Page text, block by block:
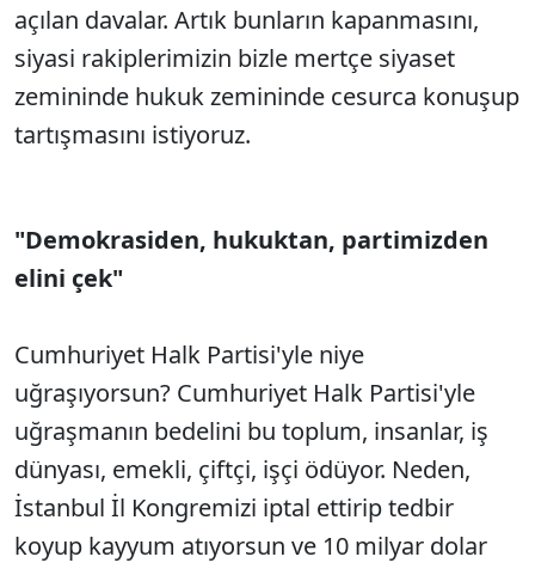
açılan davalar. Artık bunların kapanmasını,
siyasi rakiplerimizin bizle mertçe siyaset
zemininde hukuk zemininde cesurca konuşup
tartışmasını istiyoruz.
"Demokrasiden, hukuktan, partimizden
elini çek"
Cumhuriyet Halk Partisi'yle niye
uğraşıyorsun? Cumhuriyet Halk Partisi'yle
uğraşmanın bedelini bu toplum, insanlar, iş
dünyası, emekli, çiftçi, işçi ödüyor. Neden,
İstanbul İl Kongremizi iptal ettirip tedbir
koyup kayyum atıyorsun ve 10 milyar dolar